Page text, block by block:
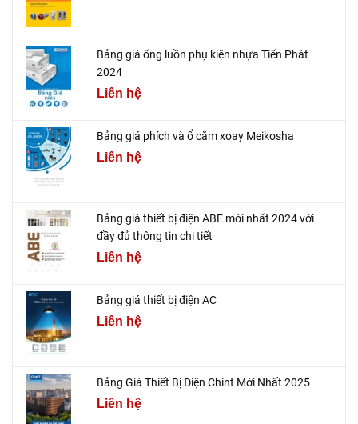
Bảng giá ống luồn phụ kiện nhựa Tiến Phát
2024
Liên hệ
Bảng giá phích và ổ cắm xoay Meikosha
Liên hệ
Bảng giá thiết bị điện ABE mới nhất 2024 với
đầy đủ thông tin chi tiết
Liên hệ
Bảng giá thiết bị điện AC
Liên hệ
Bảng Giá Thiết Bị Điện Chint Mới Nhất 2025
Liên hệ